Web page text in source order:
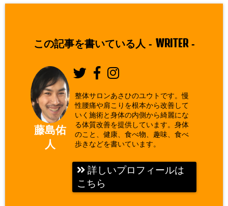
この記事を書いている人 - WRITER-
藤島佑
人
整体サロンあさひのユウトです。慢
性腰痛や肩こりを根本から改善して
いく施術と身体の内側から綺麗にな
る体質改善を提供しています。身体
のこと、健康、食べ物、趣味、食べ
歩きなどを書いています。
詳しいプロフィールは
こちら